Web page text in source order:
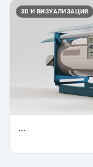
3D И ВИЗУАЛИЗАЦИЯ
...